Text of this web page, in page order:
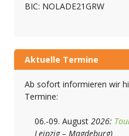
BIC: NOLADE21GRW
Aktuelle Termine
Ab sofort informieren wir
Termine:
06.-09. August 2026:
Leipzig – Magdeburg)